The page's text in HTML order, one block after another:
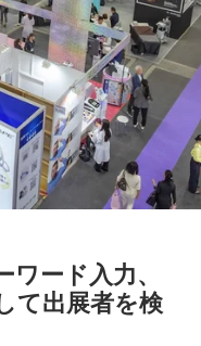
ード入力、
て出展者を検